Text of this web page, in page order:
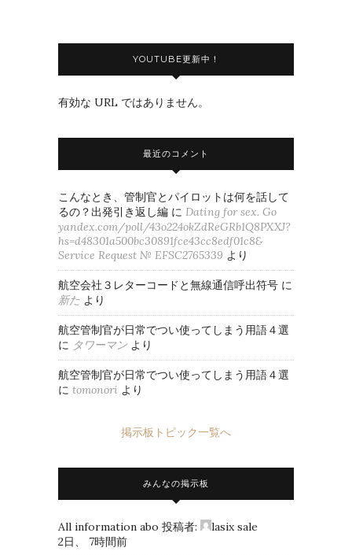
YOUTUBE更新中！
有効な URL ではありません。
最近のコメント
こんなとき、管制官とパイロットは何を話して
るの？出発引き返し編 に Dating for sex. Go
yandex.com/poll/43o224okZdReGRb1Q8PXXJ?
hs=d48301a500bc30891fce43cc8edf01c8&
Service Request № EFSC2765339 より
航空会社３レターコードと無線通信呼出符号 に
新た より
航空管制官が日常でつい使ってしまう用語４選
に タワーマン より
航空管制官が日常でつい使ってしまう用語４選
に tomonori より
掲示板トピック一覧へ
みんなの掲示板
All information abo 投稿者:
lasix sale
2日、 7時間前